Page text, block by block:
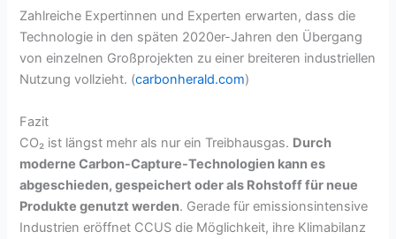
Zahlreiche Expertinnen und Experten erwarten, dass die
Technologie in den späten 2020er-Jahren den Übergang
von einzelnen Großprojekten zu einer breiteren industriellen
Nutzung vollzieht. (carbonherald.com)
Fazit
CO₂ ist längst mehr als nur ein Treibhausgas. Durch
moderne Carbon-Capture-Technologien kann es
abgeschieden, gespeichert oder als Rohstoff für neue
Produkte genutzt werden. Gerade für emissionsintensive
Industrien eröffnet CCUS die Möglichkeit, ihre Klimabilanz